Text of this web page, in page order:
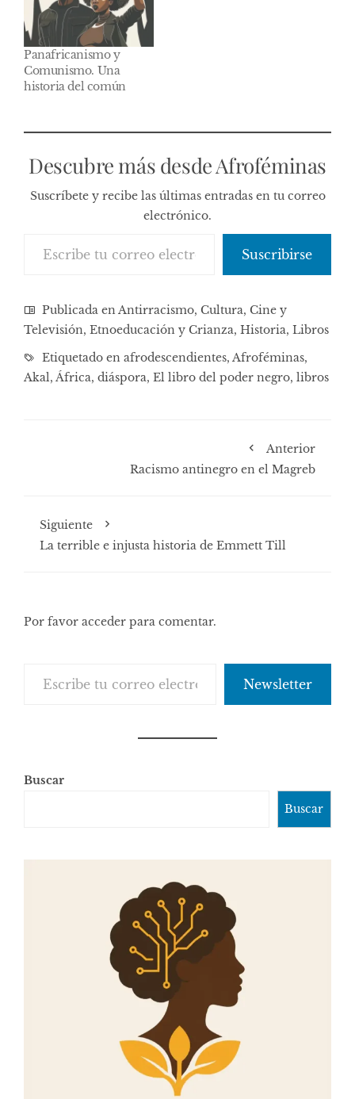
Panafricanismo y
Comunismo. Una
historia del común
Descubre más desde Afroféminas
Suscríbete y recibe las últimas entradas en tu correo
electrónico.
Suscribirse
Publicada enAntirracismo, Cultura, Cine y
Televisión, Etnoeducación y Crianza, Historia, Libros
Etiquetado en afrodescendientes, Afroféminas,
Akal, África, diáspora, El libro del poder negro, libros
Anterior
Racismo antinegro en el Magreb
Siguiente
La terrible e injusta historia de Emmett Till
Por favor acceder para comentar.
Newsletter
Buscar
Buscar